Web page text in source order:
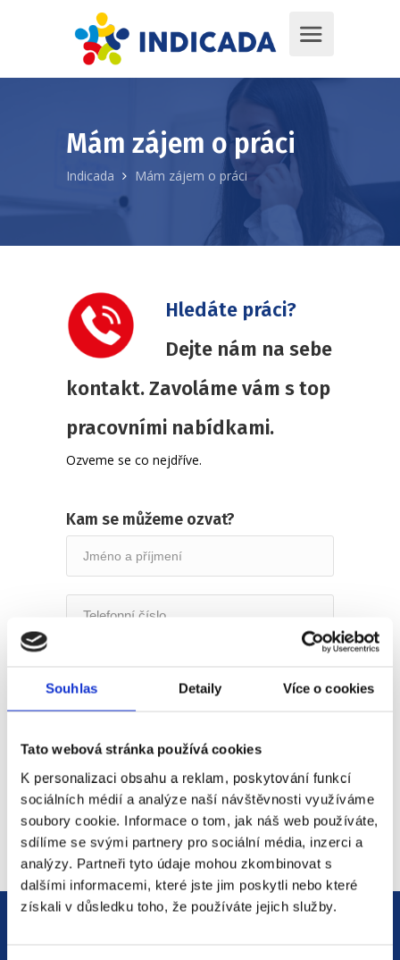
Souhlas Detaily Více o cookies
Tato webová stránka používá cookies
K personalizaci obsahu a reklam, poskytování funkcí
sociálních médií a analýze naší návštěvnosti využíváme
soubory cookie. Informace o tom, jak náš web používáte,
sdílíme se svými partnery pro sociální média, inzerci a
analýzy. Partneři tyto údaje mohou zkombinovat s
dalšími informacemi, které jste jim poskytli nebo které
získali v důsledku toho, že používáte jejich služby.
Mám zájem o práci
Indicada Mám zájem o práci
Hledáte práci?
Dejte nám na sebe
kontakt.Zavoláme vám s top
pracovními nabídkami.
Ozveme se co nejdříve.
Kam se můžeme ozvat?
podle uvedenýchzásad: